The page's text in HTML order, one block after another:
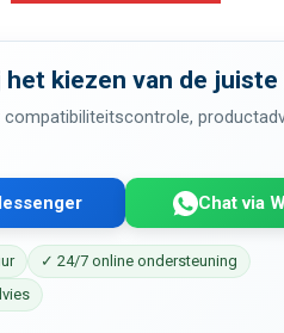
het kiezen van de
Chat via
✓ 24/7 online ondersteuning